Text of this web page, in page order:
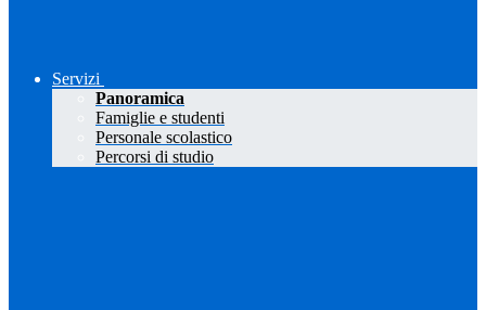
Servizi
Panoramica
Famiglie e studenti
Personale scolastico
Percorsi di studio